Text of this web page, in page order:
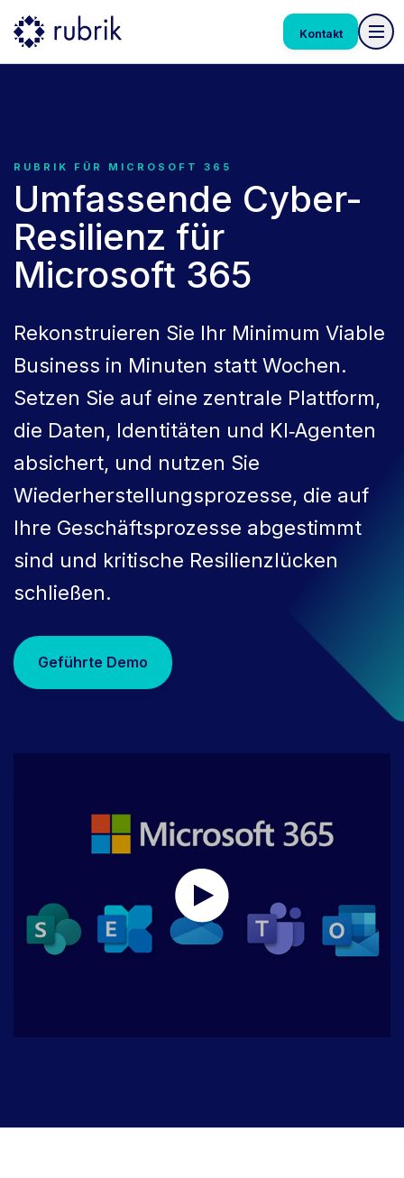
Kontakt
RUBRIK FÜR MICROSOFT 365
Umfassende Cyber-
Resilienz für
Microsoft 365
Rekonstruieren Sie Ihr Minimum Viable
Business in Minuten statt Wochen.
Setzen Sie auf eine zentrale Plattform,
die Daten, Identitäten und KI‑Agenten
absichert, und nutzen Sie
Wiederherstellungsprozesse, die auf
Ihre Geschäftsprozesse abgestimmt
sind und kritische Resilienzlücken
schließen.
Geführte Demo